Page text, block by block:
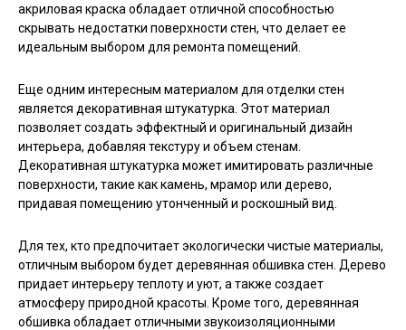
акриловая краска обладает отличной способностью
скрывать недостатки поверхности стен, что делает ее
идеальным выбором для ремонта помещений.
Еще одним интересным материалом для отделки стен
является декоративная штукатурка. Этот материал
позволяет создать эффектный и оригинальный дизайн
интерьера, добавляя текстуру и объем стенам.
Декоративная штукатурка может имитировать различные
поверхности, такие как камень, мрамор или дерево,
придавая помещению утонченный и роскошный вид.
Для тех, кто предпочитает экологически чистые материалы,
отличным выбором будет деревянная обшивка стен. Дерево
придает интерьеру теплоту и уют, а также создает
атмосферу природной красоты. Кроме того, деревянная
обшивка обладает отличными звукоизоляционными